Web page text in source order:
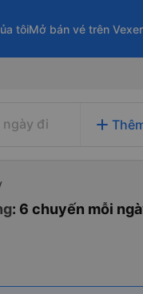
tôiMở bán vé trên
ngày đi add
: 6 chuyến mỗi